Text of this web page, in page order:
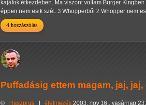
kajálok étkezdében. Ma viszont voltam Burger
éppen nem esik szét. 3 Whopperből 2 Whopper nem
4 hozzászólás
Puffadásig ettem magam, jaj,
© Haszprus | élelmezés 2003. nov 16., vasárnap